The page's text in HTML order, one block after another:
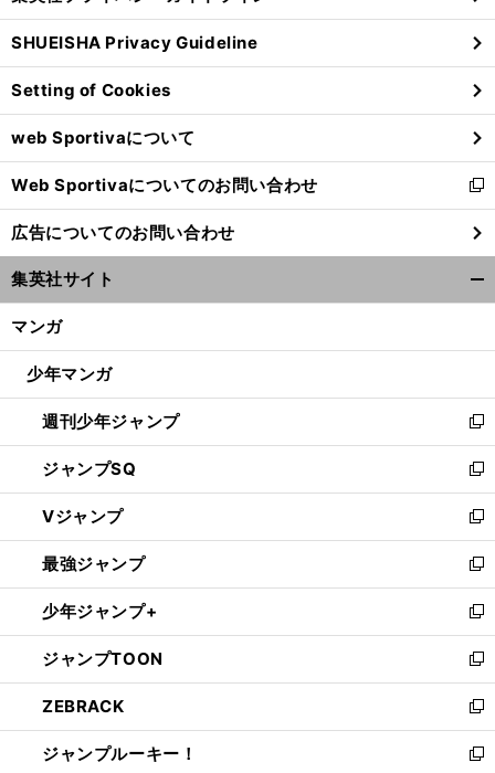
【
F
1 】
可夢偉の2012年の自己採点は ？
「 普
通に走れていれば余裕で上に行けていた 」
る
ウ
ィ
ン
ド
ウ
で
開
く
SHUEISHA Privacy Guideline
Setting of Cookies
web Sportivaについて
Web Sportivaについてのお問い合わせ
新
し
い
ウ
ィ
ン
ウ
開
く
広告についてのお問い合わせ
集英社サイト
マンガ
少年マンガ
週刊少年ジャンプ
新
し
い
ウ
ィ
ン
ド
ウ
で
開
く
ジャンプSQ
新
し
い
ウ
ィ
ン
ド
ウ
で
開
く
Vジャンプ
新
し
い
ウ
ィ
ン
ド
ウ
で
開
く
最強ジャンプ
新
し
い
ウ
ィ
ン
ド
ウ
で
少年ジャンプ+
新
し
い
ウ
ィ
ン
ド
ジャンプTOON
新
し
い
ウ
ィ
ZEBRACK
新
し
い
ジャンプルーキー！
新